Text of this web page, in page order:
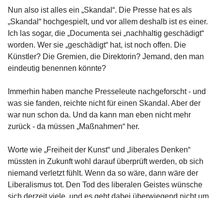
Nun also ist alles ein „Skandal“. Die Presse hat es als
„Skandal“ hochgespielt, und vor allem deshalb ist es einer.
Ich las sogar, die „Documenta sei „nachhaltig geschädigt“
worden. Wer sie „geschädigt“ hat, ist noch offen. Die
Künstler? Die Gremien, die Direktorin? Jemand, den man
eindeutig benennen könnte?
Immerhin haben manche Presseleute nachgeforscht - und
was sie fanden, reichte nicht für einen Skandal. Aber der
war nun schon da. Und da kann man eben nicht mehr
zurück - da müssen „Maßnahmen“ her.
Worte wie „Freiheit der Kunst“ und „liberales Denken“
müssten in Zukunft wohl darauf überprüft werden, ob sich
niemand verletzt fühlt. Wenn da so wäre, dann wäre der
Liberalismus tot. Den Tod des liberalen Geistes wünsche
sich derzeit viele, und es geht dabei überwiegend nicht um